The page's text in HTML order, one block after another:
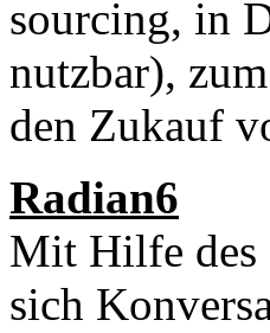
sourcing, in
nutzbar),
den Zukauf
Radian6
Mit Hilfe des
sich